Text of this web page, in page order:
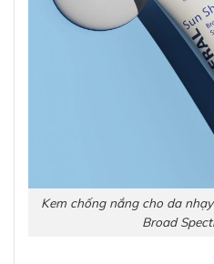
Kem chống nắng cho da
Broad